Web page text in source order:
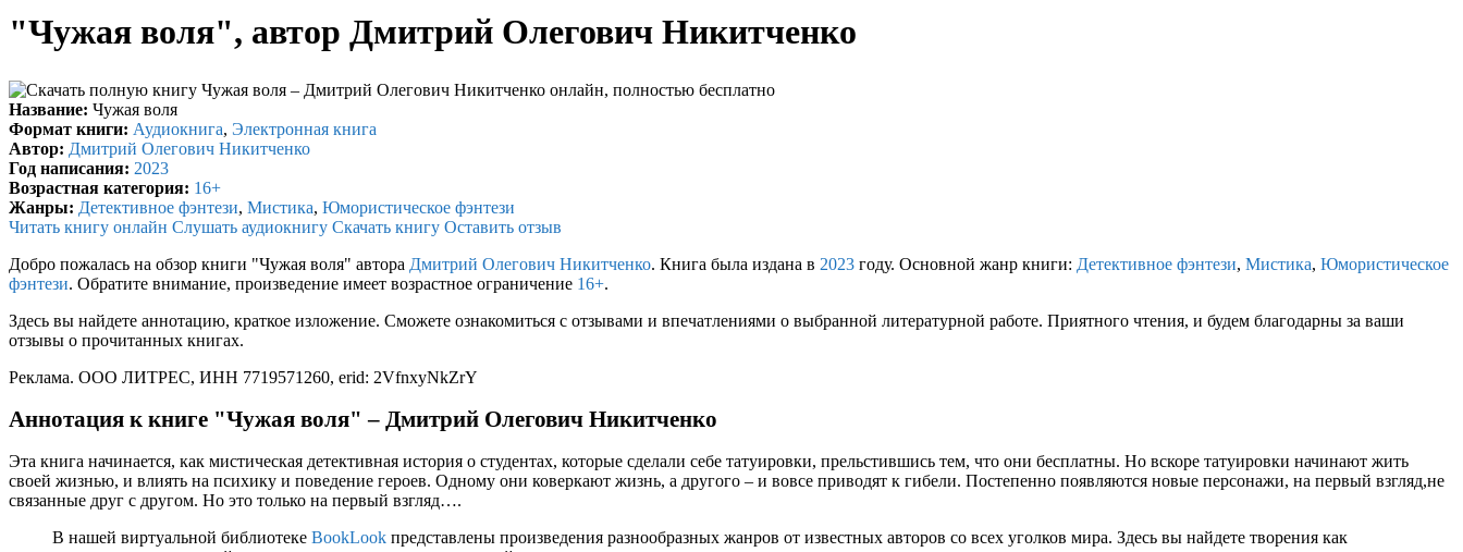
"Чужая воля", автор Дмитрий Олегович Никитченко
Название: Чужая воля
Формат книги: Аудиокнига, Электронная книга
Автор: Дмитрий Олегович Никитченко
Год написания: 2023
Возрастная категория: 16+
Жанры: Детективное фэнтези, Мистика, Юмористическое фэнтези
Читать книгу онлайн Слушать аудиокнигу Скачать книгу Оставить отзыв
Добро пожалась на обзор книги "Чужая воля" автора Дмитрий Олегович Никитченко. Книга была издана в 2023 году. Основной жанр книги: Детективное фэнтези, Мистика, Юмористическое
фэнтези. Обратите внимание, произведение имеет возрастное ограничение 16+.
Здесь вы найдете аннотацию, краткое изложение. Сможете ознакомиться с отзывами и впечатлениями о выбранной литературной работе. Приятного чтения, и будем благодарны за ваши
отзывы о прочитанных книгах.
Реклама. ООО ЛИТРЕС, ИНН 7719571260, erid: 2VfnxyNkZrY
Аннотация к книге "Чужая воля" – Дмитрий Олегович Никитченко
Эта книга начинается, как мистическая детективная история о студентах, которые сделали себе татуировки, прельстившись тем, что они бесплатны. Но вскоре татуировки начинают жить
своей жизнью, и влиять на психику и поведение героев. Одному они коверкают жизнь, а другого – и вовсе приводят к гибели. Постепенно появляются новые персонажи, на первый взгляд,не
связанные друг с другом. Но это только на первый взгляд….
В нашей виртуальной библиотеке BookLook представлены произведения разнообразных жанров от известных авторов со всех уголков мира. Здесь вы найдете творения как